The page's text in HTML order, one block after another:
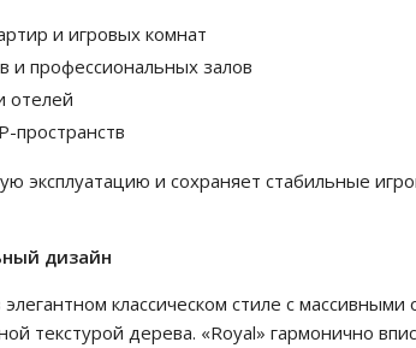
и игровых комнат
и профессиональных залов
отелей
пространств
эксплуатацию и сохраняет стабильные
дизайн
классическом стиле с
текстурой дерева. «Royal» гармонично